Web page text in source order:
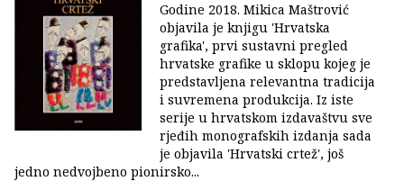
Godine 2018. Mikica Maštrović
objavila je knjigu 'Hrvatska
grafika', prvi sustavni pregled
hrvatske grafike u sklopu kojeg je
predstavljena relevantna tradicija
i suvremena produkcija. Iz iste
serije u hrvatskom izdavaštvu sve
rjeđih monografskih izdanja sada
je objavila 'Hrvatski crtež', još
jedno nedvojbeno pionirsko...